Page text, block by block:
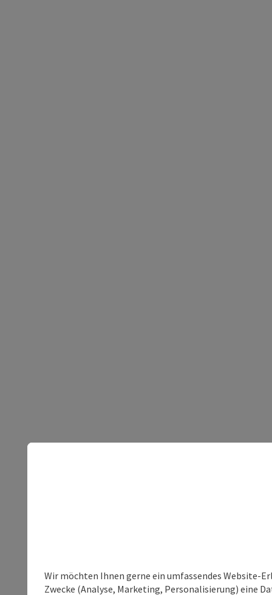
Wir möchten Ihnen gerne ein umfassendes Website-
Zwecke (Analyse, Marketing, Personalisierung) eine